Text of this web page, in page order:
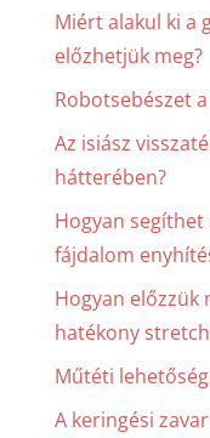
Miért alakul ki a
előzhetjük meg?
Robotsebészet
Az isiász
hátterében?
Hogyan segíthet
fájdalom
Hogyan előzzük
hatékony
Műtéti
A keringési